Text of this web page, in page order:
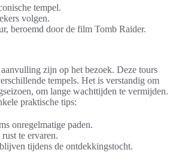
tempel.
volgen.
beroemd door de film Tomb Raider.
zijn op het bezoek. Deze tours
tempels. Het is verstandig om
om lange wachttijden te vermijden.
praktische tips:
onregelmatige paden.
te ervaren.
tijdens de ontdekkingstocht.